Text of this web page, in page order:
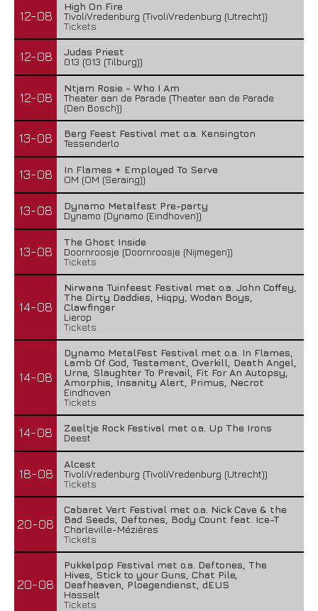
12-08
High On Fire
TivoliVredenburg (TivoliVredenburg (Utrecht))
Tickets
12-08
Judas Priest
013 (013 (Tilburg))
12-08
Ntjam Rosie - Who I Am
Theater aan de Parade (Theater aan de Parade
(Den Bosch))
13-08
Berg Feest Festival met o.a. Kensington
Tessenderlo
13-08
In Flames + Employed To Serve
OM (OM (Seraing))
13-08
Dynamo Metalfest Pre-party
Dynamo (Dynamo (Eindhoven))
13-08
The Ghost Inside
Doornroosje (Doornroosje (Nijmegen))
Tickets
14-08
Nirwana Tuinfeest Festival met o.a. John Coffey,
The Dirty Daddies, Hiqpy, Wodan Boys,
Clawfinger
Lierop
Tickets
14-08
Dynamo MetalFest Festival met o.a. In Flames,
Lamb Of God, Testament, Overkill, Death Angel,
Urne, Slaughter To Prevail, Fit For An Autopsy,
Amorphis, Insanity Alert, Primus, Necrot
Eindhoven
Tickets
14-08
Zeeltje Rock Festival met o.a. Up The Irons
Deest
18-08
Alcest
TivoliVredenburg (TivoliVredenburg (Utrecht))
Tickets
20-08
Cabaret Vert Festival met o.a. Nick Cave & the
Bad Seeds, Deftones, Body Count feat. Ice-T
Charleville-Mézières
Tickets
20-08
Pukkelpop Festival met o.a. Deftones, The
Hives, Stick to your Guns, Chat Pile,
Deafheaven, Ploegendienst, dEUS
Hasselt
Tickets